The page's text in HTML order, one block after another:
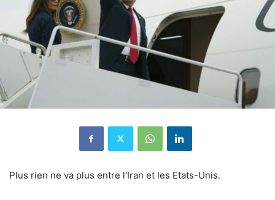
Plus rien ne va plus entre l’Iran et les Etats-Unis.